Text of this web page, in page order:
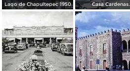
Lago de Chapultepec 1950 Casa Cardenas.